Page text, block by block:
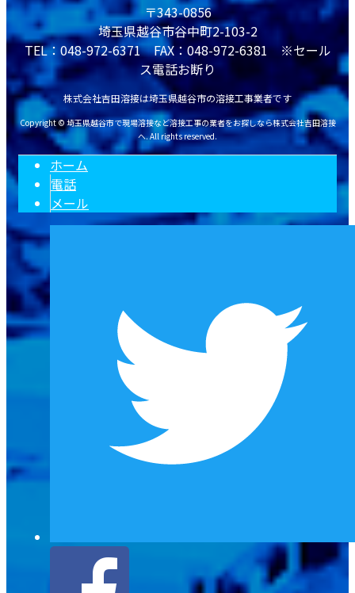
〒343-0856
埼玉県越谷市谷中町2-103-2
TEL：048-972-6371 FAX：048-972-6381 ※セール
ス電話お断り
株式会社吉田溶接は埼玉県越谷市の溶接工事業者です
Copyright © 埼玉県越谷市で現場溶接など溶接工事の業者をお探しなら株式会社吉田溶接
へ. All rights reserved.
ホーム
電話
メール